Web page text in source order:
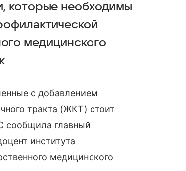
которые необходимы
медицинского
с добавлением
тракта (ЖКТ) стоит
сообщила главный
института
медицинского